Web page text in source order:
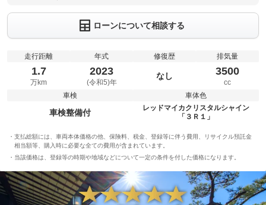
ローンについて相談する
走行距離
1.7
万km
年式
2023
(令和5)年
修復歴
なし
排気量
3500
cc
車検
車検整備付
車体色
レッドマイカクリスタルシャイン
「３Ｒ１」
支払総額には、車両本体価格の他、保険料、税金、登録等に伴う費用、リサイクル預託金
相当額等、購入時に必要な全ての費用が含まれています。
当該価格は、登録等の時期や地域などについて一定の条件を付した価格になります。